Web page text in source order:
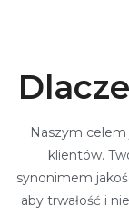
Naszym
klientów.
synonimem
aby trwałość i